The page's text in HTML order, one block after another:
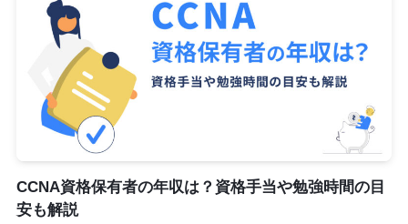
CCNA資格保有者の年収は？資格手当や勉強時間の目
安も解説